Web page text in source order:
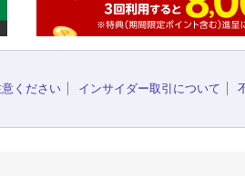
ください インサイダー取引について